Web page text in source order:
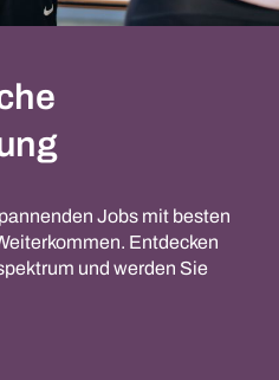
Jobs mit besten
Entdecken
und werden Sie